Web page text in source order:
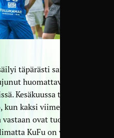
täpärästi sarjassa,
huomattavasti
Kesäkuussa tosin
kaksi viimeistä
ovat tuottaneet
KuFu on vain